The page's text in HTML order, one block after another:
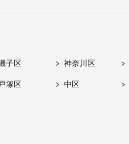
子区 神奈川区
戸塚区 中区